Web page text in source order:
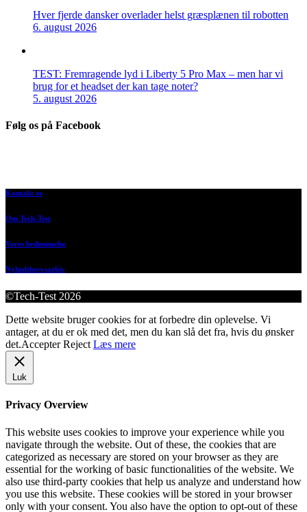
Hver fjerde dansker overlader helst græsplænen til robotten
6. august 2026
TEST: Fremragende lyd i Liberty 5 Pro Max – men har vi
brug for et headset der kan tage noter?
5. august 2026
Følg os på Facebook
Kontakt os
Om Tech-Test
Vores bedømmelse
Nyhedsbrevsarkiv
©Tech-Test 2026
Dette website bruger cookies for at forbedre din oplevelse. Vi
antager, at du er ok med det, men du kan slå det fra, hvis du ønsker
det.Accepter Reject Læs mere
Luk
Privacy Overview
This website uses cookies to improve your experience while you
navigate through the website. Out of these, the cookies that are
categorized as necessary are stored on your browser as they are
essential for the working of basic functionalities of the website. We
also use third-party cookies that help us analyze and understand how
you use this website. These cookies will be stored in your browser
only with your consent. You also have the option to opt-out of these